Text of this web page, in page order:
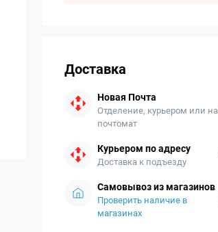
Доставка
Новая Почта
Отделение, курьером или на
почтомат
Курьером по адресу
Доставка к подъезду
Самовывоз из магазинов
Проверить наличие в
магазинах